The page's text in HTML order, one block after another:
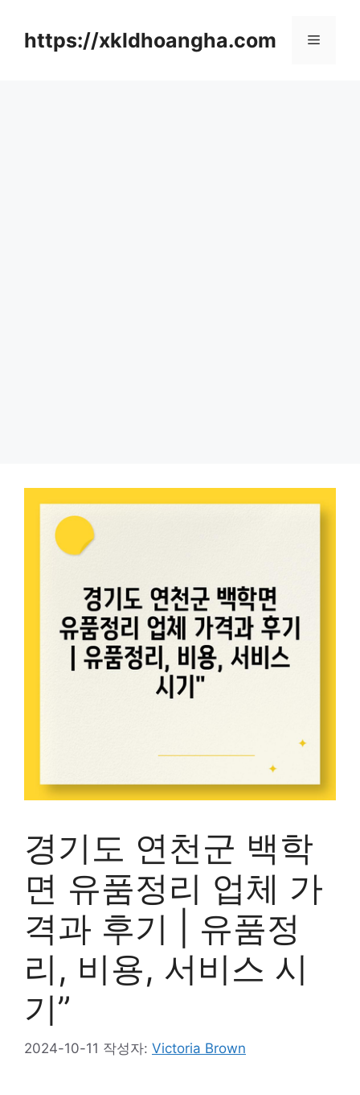
https://xkldhoangha.com 메
경기도 연천군 백학
면 유품정리 업체 가
격과 후기 | 유품정
리, 비용, 서비스 시
기”
2024-10-11 작성자: Victoria Brown